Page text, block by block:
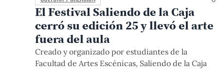
El Festival Saliendo de la Caja
cerró su edición 25 y llevó el arte
fuera del aula
Creado y organizado por estudiantes de la
Facultad de Artes Escénicas, Saliendo de la Caja